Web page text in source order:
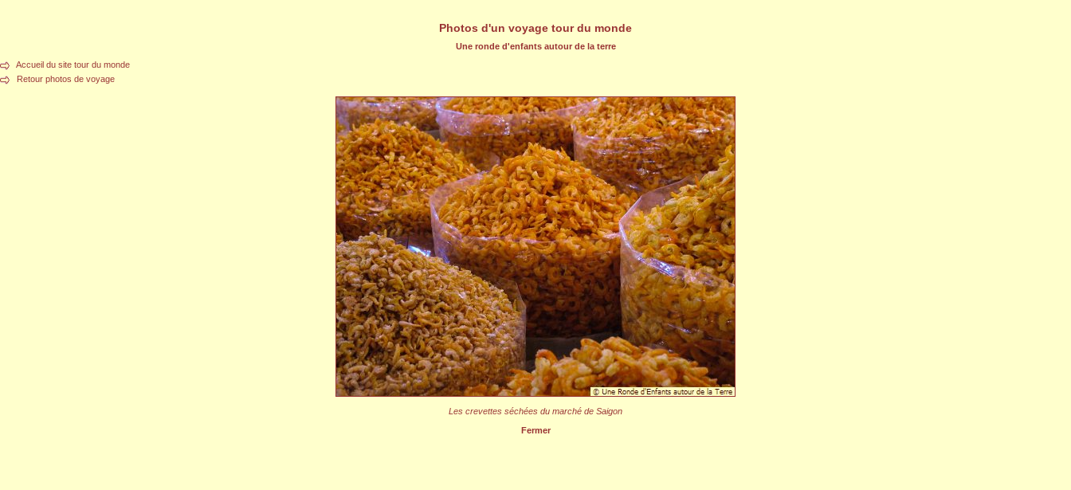
Photos d'un voyage tour du monde
Une ronde d'enfants autour de la terre
Accueil du site tour du monde
Retour photos de voyage
Les crevettes séchées du marché de Saigon
Fermer